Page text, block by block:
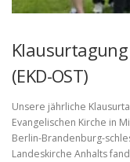
(EKD-OST)
Unsere jährliche
Evangelischen Kirche in
Berlin-Brandenburg-
Landeskirche Anhalts